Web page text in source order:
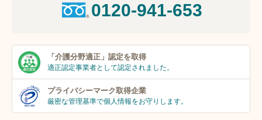
0120-941-653
「介護分野適正」 認定を取得
適正認定事業者として認定されました。
プライバシーマーク取得企業
厳密な管理基準で個人情報をお守りします。